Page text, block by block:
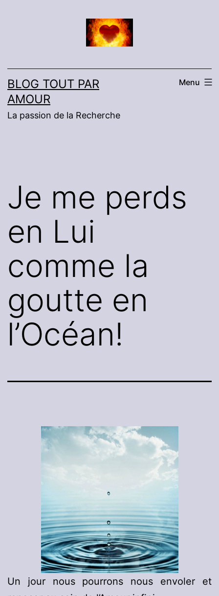
BLOG TOUT PAR
AMOUR
La passion de la Recherche
Menu
Je me perds
en Lui
comme la
goutte en
l’Océan!
Un jour nous pourrons nous envoler et